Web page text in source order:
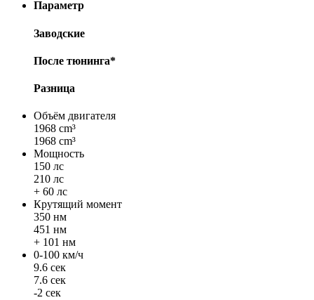
Параметр
Заводские
После тюнинга*
Разница
Объём двигателя
1968 cm³
1968 cm³
Мощность
150 лс
210 лс
+ 60 лс
Крутящий момент
350 нм
451 нм
+ 101 нм
0-100 км/ч
9.6 сек
7.6 сек
-2 сек